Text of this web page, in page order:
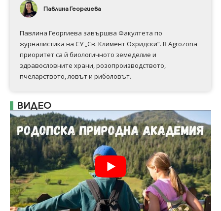
Павлина Георгиева
Павлина Георгиева завършва Факултета по
журналистика на СУ „Св. Климент Охридски“. В Аgrozona
приоритет са й биологичното земеделие и
здравословните храни, розопроизводството,
пчеларството, ловът и риболовът.
ВИДЕО